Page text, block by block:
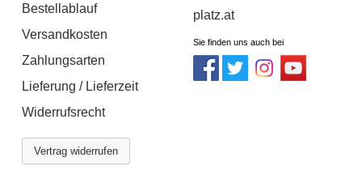
Bestellablauf
Versandkosten
Zahlungsarten
Lieferung / Lieferzeit
Widerrufsrecht
Vertrag widerrufen
platz.at
Sie finden uns auch bei